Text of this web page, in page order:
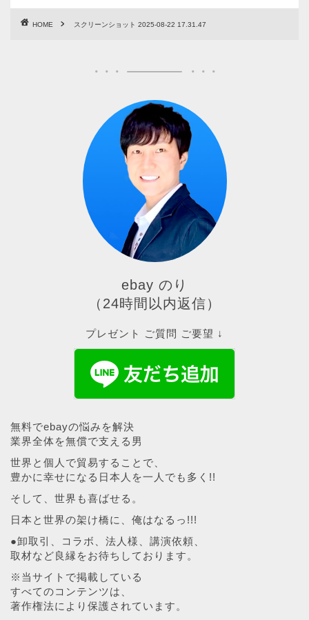
HOME スクリーンショット 2025-08-22 17.31.47
ebay のり
（24時間以内返信）
プレゼント ご質問 ご要望 ↓
無料でebayの悩みを解決
業界全体を無償で支える男
世界と個人で貿易することで、
豊かに幸せになる日本人を一人でも多く!!
そして、世界も喜ばせる。
日本と世界の架け橋に、俺はなるっ!!!
●卸取引、コラボ、法人様、講演依頼、
取材など良縁をお待ちしております。
※当サイトで掲載している
すべてのコンテンツは、
著作権法により保護されています。